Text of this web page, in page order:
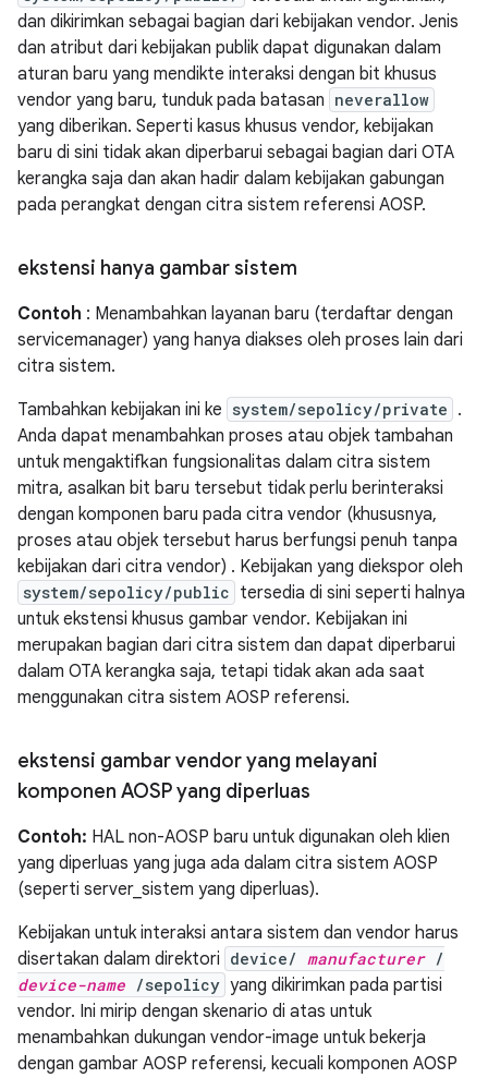
dan dikirimkan sebagai bagian dari kebijakan vendor. Jenis
dan atribut dari kebijakan publik dapat digunakan dalam
aturan baru yang mendikte interaksi dengan bit khusus
vendor yang baru, tunduk pada batasan neverallow
yang diberikan. Seperti kasus khusus vendor, kebijakan
baru di sini tidak akan diperbarui sebagai bagian dari OTA
kerangka saja dan akan hadir dalam kebijakan gabungan
pada perangkat dengan citra sistem referensi AOSP.
ekstensi hanya gambar sistem
Contoh : Menambahkan layanan baru (terdaftar dengan
servicemanager) yang hanya diakses oleh proses lain dari
citra sistem.
Tambahkan kebijakan ini ke system/sepolicy/private .
Anda dapat menambahkan proses atau objek tambahan
untuk mengaktifkan fungsionalitas dalam citra sistem
mitra, asalkan bit baru tersebut tidak perlu berinteraksi
dengan komponen baru pada citra vendor (khususnya,
proses atau objek tersebut harus berfungsi penuh tanpa
kebijakan dari citra vendor) . Kebijakan yang diekspor oleh
system/sepolicy/public tersedia di sini seperti halnya
untuk ekstensi khusus gambar vendor. Kebijakan ini
merupakan bagian dari citra sistem dan dapat diperbarui
dalam OTA kerangka saja, tetapi tidak akan ada saat
menggunakan citra sistem AOSP referensi.
ekstensi gambar vendor yang melayani
komponen AOSP yang diperluas
Contoh: HAL non-AOSP baru untuk digunakan oleh klien
yang diperluas yang juga ada dalam citra sistem AOSP
(seperti server_sistem yang diperluas).
Kebijakan untuk interaksi antara sistem dan vendor harus
disertakan dalam direktori device/ manufacturer/
device-name /sepolicy yang dikirimkan pada partisi
vendor. Ini mirip dengan skenario di atas untuk
menambahkan dukungan vendor-image untuk bekerja
dengan gambar AOSP referensi, kecuali komponen AOSP